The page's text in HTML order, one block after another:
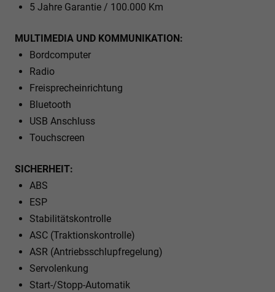
5 Jahre Garantie / 100.000 Km
MULTIMEDIA UND KOMMUNIKATION:
Bordcomputer
Radio
Freisprecheinrichtung
Bluetooth
USB Anschluss
Touchscreen
SICHERHEIT:
ABS
ESP
Stabilitätskontrolle
ASC (Traktionskontrolle)
ASR (Antriebsschlupfregelung)
Servolenkung
Start-/Stopp-Automatik